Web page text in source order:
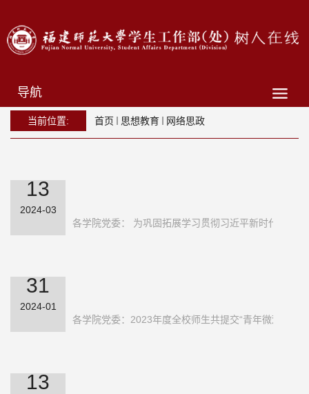
导航
当前位置: 首页 思想教育 网络思政
13
2024-03
关于征集2024年度“青年微观”网络微
各学院党委： 为巩固拓展学习贯彻习近平新时代中国
31
2024-01
关于表彰2023年度“青年微观” 优秀网
各学院党委：2023年度全校师生共提交“青年微观”网
13